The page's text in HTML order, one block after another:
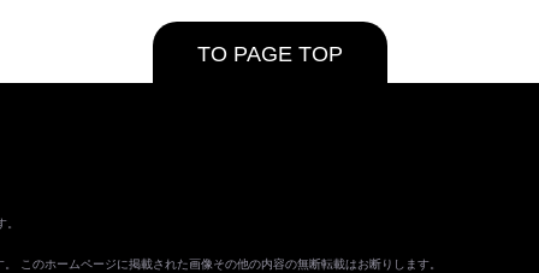
TO PAGE TOP
このホームページに掲載された画像その他の内容の無断転載はお断りします。